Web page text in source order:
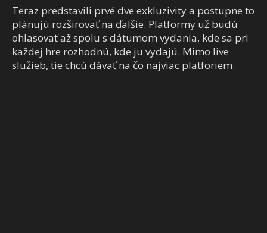
Teraz predstavili prvé dve exkluzivity a postupne to
plánujú rozširovať na ďalšie. Platformy už budú
ohlasovať až spolu s dátumom vydania, kde sa pri
každej hre rozhodnú, kde ju vydajú. Mimo live
služieb, tie chcú dávať na čo najviac platforiem.